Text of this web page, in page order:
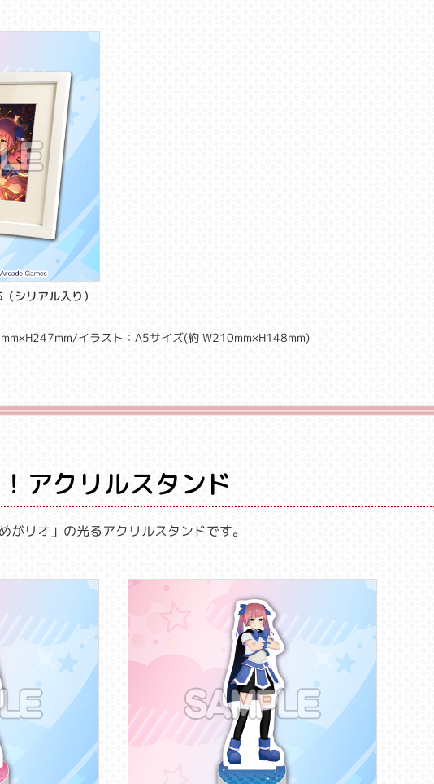
シリアル入り）
イラスト：A5サイズ(約 W210mm×H148mm)
アクリルスタンド
がリオ」の光るアクリルスタンドです。